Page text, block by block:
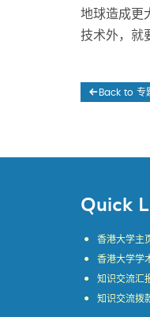
地球造成更
技术外，就
Back to 专
Quick
香港大学主
香港大学学
知识交流汇
知识交流拨